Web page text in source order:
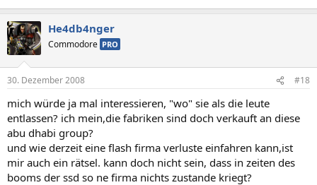
He4db4nger
Commodore PRO
30. Dezember 2008 #18
mich würde ja mal interessieren, "wo" sie als die leute
entlassen? ich mein,die fabriken sind doch verkauft an diese
abu dhabi group?
und wie derzeit eine flash firma verluste einfahren kann,ist
mir auch ein rätsel. kann doch nicht sein, dass in zeiten des
booms der ssd so ne firma nichts zustande kriegt?